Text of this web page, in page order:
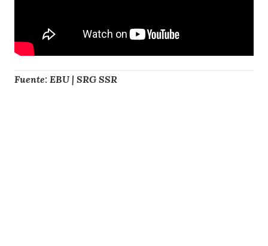
Fuente: EBU | SRG SSR